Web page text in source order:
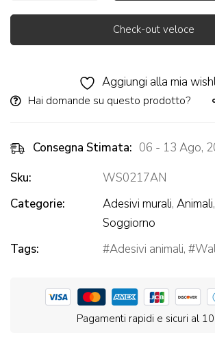
Check-out veloce
Aggiungi alla mia
Hai domande su questo prodotto?
Consegna Stimata: 06 - 13 Ago,
Sku:
WS0217AN
Categorie:
Adesivi murali, Animali,
Soggiorno
Tags:
Adesivi animali,
Pagamenti rapidi e sicuri al